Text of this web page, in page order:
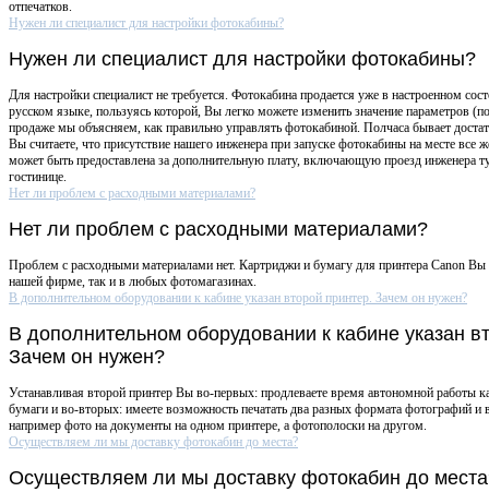
отпечатков.
Нужен ли специалист для настройки фотокабины?
Нужен ли специалист для настройки фотокабины?
Для настройки специалист не требуется. Фотокабина продается уже в настроенном
русском языке, пользуясь которой, Вы легко можете изменить значение параметров
продаже мы объясняем, как правильно управлять фотокабиной. Полчаса бывает
Вы считаете, что присутствие нашего инженера при запуске фотокабины на месте все
может быть предоставлена за дополнительную плату, включающую проезд инженера
гостинице.
Нет ли проблем с расходными материалами?
Нет ли проблем с расходными материалами?
Проблем с расходными материалами нет. Картриджи и бумагу для принтера Canon Вы
нашей фирме, так и в любых фотомагазинах.
В дополнительном оборудовании к кабине указан второй принтер. Зачем он нужен?
В дополнительном оборудовании к кабине указан
Зачем он нужен?
Устанавливая второй принтер Вы во-первых: продлеваете время автономной работы
бумаги и во-вторых: имеете возможность печатать два разных формата фотографий и
например фото на документы на одном принтере, а фотополоски на другом.
Осуществляем ли мы доставку фотокабин до места?
Осуществляем ли мы доставку фотокабин до